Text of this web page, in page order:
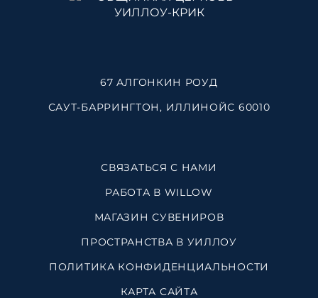
67 АЛГОНКИН РОУД
САУТ-БАРРИНГТОН, ИЛЛИНОЙС 60010
СВЯЗАТЬСЯ С НАМИ
РАБОТА В WILLOW
МАГАЗИН СУВЕНИРОВ
ПРОСТРАНСТВА В УИЛЛОУ
ПОЛИТИКА КОНФИДЕНЦИАЛЬНОСТИ
КАРТА САЙТА